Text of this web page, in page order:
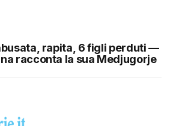
rapita, 6 figli perduti —
racconta la sua Medjugorje